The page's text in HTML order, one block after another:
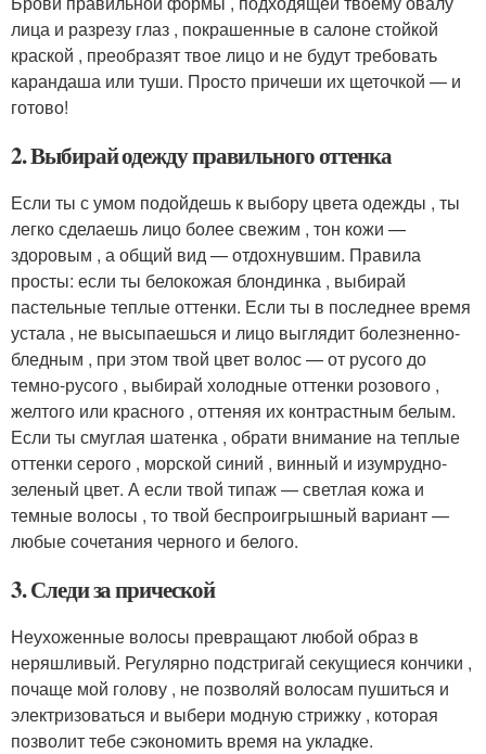
лица и разрезу глаз , покрашенные в салоне стойкой
краской , преобразят твое лицо и не будут требовать
карандаша или туши. Просто причеши их щеточкой — и
готово!
2. Выбирай одежду правильного оттенка
Если ты с умом подойдешь к выбору цвета одежды , ты
легко сделаешь лицо более свежим , тон кожи —
здоровым , а общий вид — отдохнувшим. Правила
просты: если ты белокожая блондинка , выбирай
пастельные теплые оттенки. Если ты в последнее время
устала , не высыпаешься и лицо выглядит болезненно-
бледным , при этом твой цвет волос — от русого до
темно-русого , выбирай холодные оттенки розового ,
желтого или красного , оттеняя их контрастным белым.
Если ты смуглая шатенка , обрати внимание на теплые
оттенки серого , морской синий , винный и изумрудно-
зеленый цвет. А если твой типаж — светлая кожа и
темные волосы , то твой беспроигрышный вариант —
любые сочетания черного и белого.
3. Следи за прической
Неухоженные волосы превращают любой образ в
неряшливый. Регулярно подстригай секущиеся кончики ,
почаще мой голову , не позволяй волосам пушиться и
электризоваться и выбери модную стрижку , которая
позволит тебе сэкономить время на укладке.